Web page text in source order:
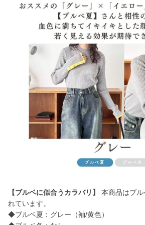
【ブルベに似合うカラバリ】
本商品はブ
れています。
◆ブルベ夏：グレー（袖/黄色）